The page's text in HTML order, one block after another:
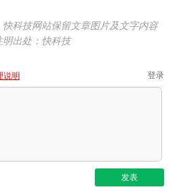
科技网站保留文章图片及文字内容
出处：快科技
说明 登录